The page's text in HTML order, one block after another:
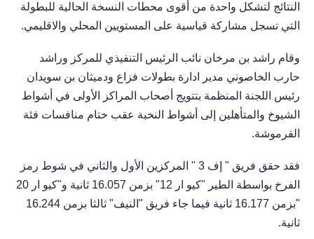
النتائج لتشكل واحدة من أقوى محطات النسخة الحالية للبطولة
التي تسجل مشاركة قياسية على المستويين المحلي والاقليمي.
وقام راشد بن مرخان نائب الرئيس التنفيذي للمركز وراشد
حارب الخاصوني مدير ادارة بطولات فزاع ودميثان بن سويدان
رئيس اللجنة المنظمة بتتويج أصحاب المراكز الأولى في أشواط
الشيوخ والمتأهلين إلى أشواط النخبة عقب ختام منافسات فئة
القرموشة.
فقد حقق فريق " إف 3 " المركزين الأول والثاني في شوط رمز
الفرخ بواسطة الطير "كيو ار 12" بزمن 16.057 ثانية و"كيو ار 20
"بزمن 16.177 ثانية فيما جاء فريق "النيف" ثالثا بزمن 16.244
ثانية.